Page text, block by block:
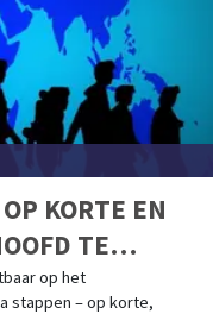
KORTE EN
TE
op het
stappen – op korte,